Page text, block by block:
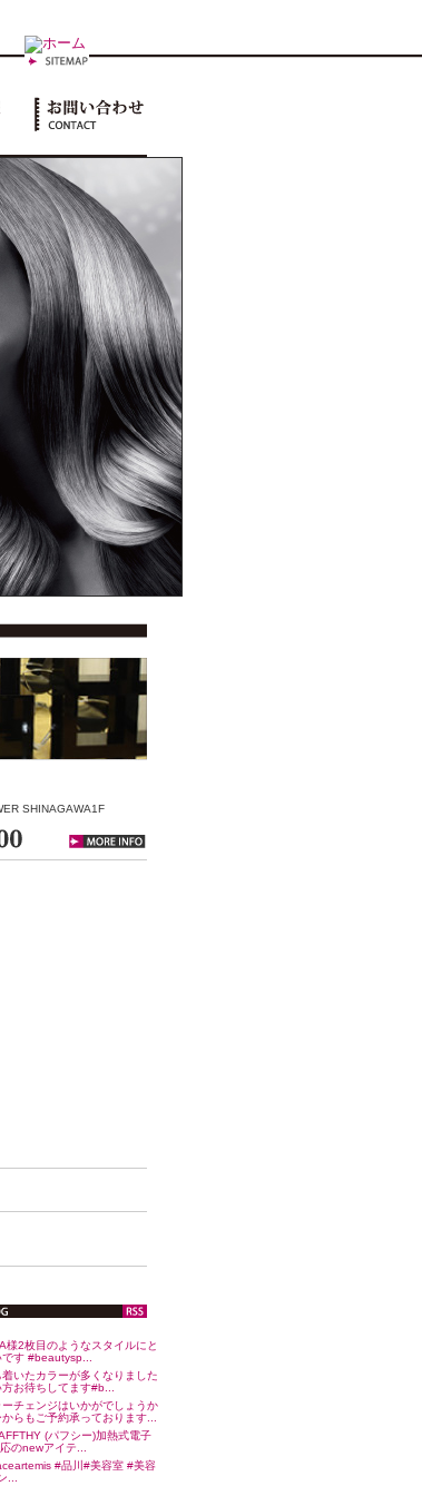
SHINAGAWA1F
様2枚目のようなスタイルにと
す #beautysp...
いたカラーが多くなりました
お待ちしてます#b...
チェンジはいかがでしょうか
らもご予約承っております...
(パフシー)加熱式電子
のnewアイテ...
#品川#美容室 #美容
...